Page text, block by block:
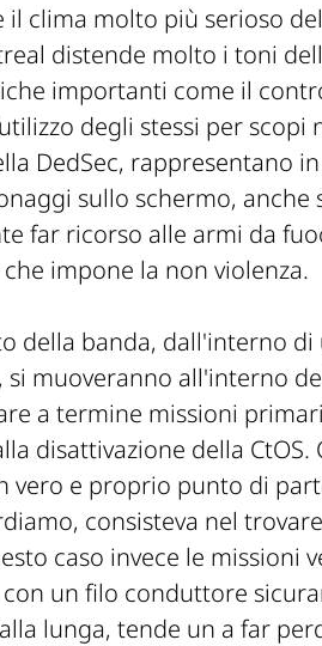
il clima molto più serioso
distende molto i toni
importanti come il
degli stessi per
DedSec, rappresentano
sullo schermo, anche
far ricorso alle armi da
impone la non violenza.
della banda, dall'interno
si muoveranno all'interno
a termine missioni
disattivazione della
vero e proprio punto di
consisteva nel
caso invece le missioni
un filo conduttore
lunga, tende un a far